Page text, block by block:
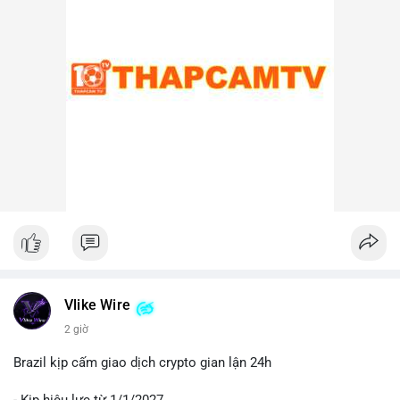
Lời khuyên cho nhà đầu tư nhỏ lẻ:
Nhà đầu tư nên theo dõi sát các địa chỉ ví nhận trong giao dịch
#44btc #vilanh
Vlike Wire
2 giờ
Brazil kịp cấm giao dịch crypto gian lận 24h